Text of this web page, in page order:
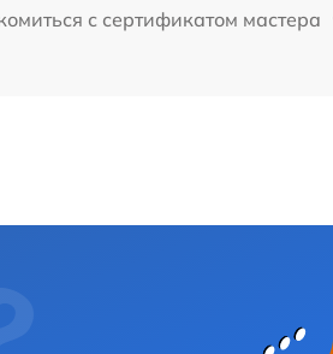
с сертификатом мастера